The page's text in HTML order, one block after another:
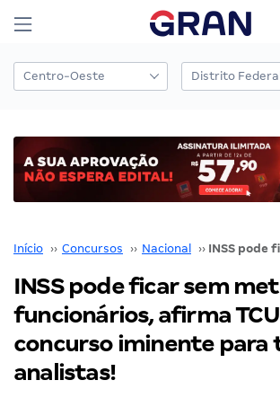
Início ›› Concursos ›› Nacional ››
INSS pode ficar sem
funcionários, afirma
concurso iminente para
analistas!